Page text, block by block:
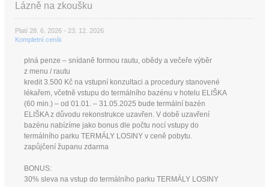
Lázně na zkoušku
Platí 28. 6. 2026 - 23. 12. 2026
Kompletní ceník
plná penze – snídaně formou rautu, obědy a večeře výběr
z menu / rautu
kredit 3.500 Kč na vstupní konzultaci a procedury stanovené
lékařem, včetně vstupu do termálního bazénu v hotelu ELIŠKA
(60 min.) – od 01.01. – 31.05.2025 bude termální bazén
ELIŠKA z důvodu rekonstrukce uzavřen. V době uzavření
bazénu nabízíme jako bonus dle počtu nocí vstupy do
termálního parku TERMÁLY LOSINY v ceně pobytu.
zapůjčení županu zdarma
BONUS:
30% sleva na vstup do termálního parku TERMÁLY LOSINY